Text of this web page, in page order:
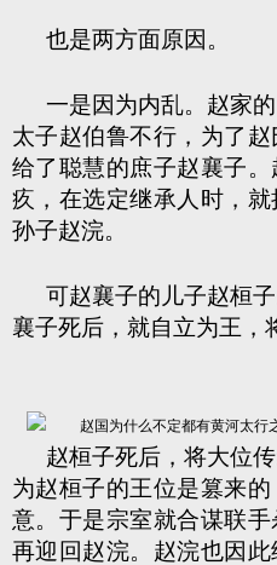
也是两方面原因。
一是因为内乱。赵家
太子赵伯鲁不行，为了
给了聪慧的庶子赵襄子
疚，在选定继承人时，
孙子赵浣。
可赵襄子的儿子赵桓
襄子死后，就自立为王，
赵桓子死后，将大位
为赵桓子的王位是篡来
意。于是宗室就合谋联手
再迎回赵浣。赵浣也因